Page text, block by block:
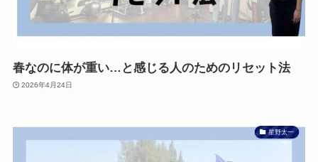
春なのに体が重い…と感じる人のためのリセット法
2026年4月24日
星野太一